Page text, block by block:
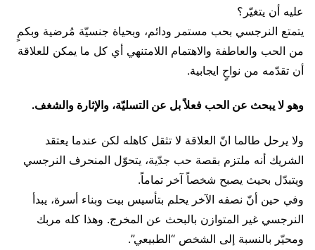
عليه أن يتغيّر؟
يتمتع النرجسي بحب مستمر ودائم، وبحياة جنسيّة مُرضية وبكمٍ
من الحب والعاطفة والاهتمام اللامتنهي أي كل ما يمكن للعلاقة
أن تقدّمه من نواحٍ ايجابية.
وهو لا يبحث عن الحب فعلاً بل عن التسليّة، والإثارة والشغف.
ولا يرحل طالما انّ العلاقة لا تثقل كاهله لكن عندما يعتقد
الشريك أنه ملتزم بقصة حب جدّية، يتحوّل المنحرف النرجسي
ويتبدّل بحيث يصبح شخصاً آخر تماماً.
وفي حين أنّ نصفه الآخر يحلم بتأسيس بيت وبناء أسرة، يبدأ
النرجسي غير المتوازن بالبحث عن المخرج. وهذا كله مربك
ومحيّر بالنسبة إلى الشخص “الطبيعي”.